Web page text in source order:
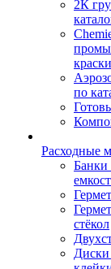
2К
краски
по
Расходные
стёкол
Диски